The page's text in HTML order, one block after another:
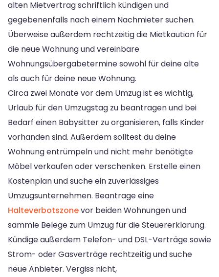
alten Mietvertrag schriftlich kündigen und
gegebenenfalls nach einem Nachmieter suchen.
Überweise außerdem rechtzeitig die Mietkaution für
die neue Wohnung und vereinbare
Wohnungsübergabetermine sowohl für deine alte
als auch für deine neue Wohnung.
Circa zwei Monate vor dem Umzug ist es wichtig,
Urlaub für den Umzugstag zu beantragen und bei
Bedarf einen Babysitter zu organisieren, falls Kinder
vorhanden sind. Außerdem solltest du deine
Wohnung entrümpeln und nicht mehr benötigte
Möbel verkaufen oder verschenken. Erstelle einen
Kostenplan und suche ein zuverlässiges
Umzugsunternehmen. Beantrage eine
Halteverbotszonevor beiden Wohnungen und
sammle Belege zum Umzug für die Steuererklärung.
Kündige außerdem Telefon- und DSL-Verträge sowie
Strom- oder Gasverträge rechtzeitig und suche
neue Anbieter. Vergiss nicht,